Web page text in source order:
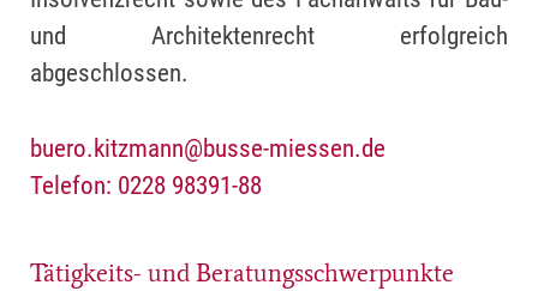
und Architektenrecht erfolgreich
abgeschlossen.
buero.kitzmann@busse-miessen.de
Telefon: 0228 98391-88
Tätigkeits- und Beratungsschwerpunkte